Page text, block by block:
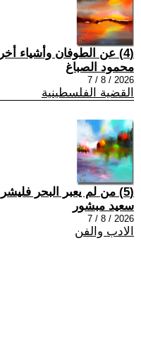
(4) عن الطوفان وأشياء أخرى (65)
محمود الصباغ
2026 / 8 / 7
القضية الفلسطينية
(5) من لم يعبر البحر فليشربه !
سعيد مبشور
2026 / 8 / 7
الادب والفن